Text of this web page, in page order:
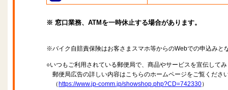
※ 窓口業務、ATMを一時休止する場合があります。
※バイク自賠責保険はお客さまスマホ等からのWebでの申込みと
○いつもご利用されている郵便局で、商品やサービスを宣伝して
郵便局広告の詳しい内容はこちらのホームページをご覧くださ
（ https://www.jp-comm.jp/showshop.php?CD=742330）